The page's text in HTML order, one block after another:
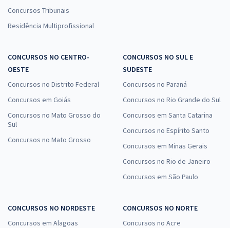
Concursos Tribunais
Residência Multiprofissional
CONCURSOS NO CENTRO-
OESTE
Concursos no Distrito Federal
Concursos em Goiás
Concursos no Mato Grosso do
Sul
Concursos no Mato Grosso
CONCURSOS NO SUL E
SUDESTE
Concursos no Paraná
Concursos no Rio Grande do Sul
Concursos em Santa Catarina
Concursos no Espírito Santo
Concursos em Minas Gerais
Concursos no Rio de Janeiro
Concursos em São Paulo
CONCURSOS NO NORDESTE
Concursos em Alagoas
CONCURSOS NO NORTE
Concursos no Acre